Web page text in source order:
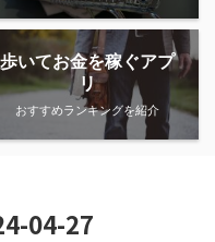
歩いてお金を稼ぐアプ
リ
おすすめランキングを紹介
04-27